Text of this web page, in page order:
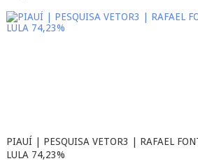
PIAUÍ | PESQUISA VETOR3 | RAFAEL
LULA 74,23%